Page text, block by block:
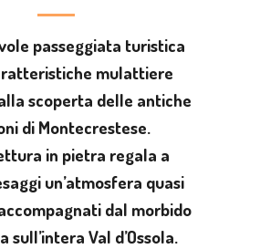
passeggiata turistica
mulattiere
scoperta delle antiche
di Montecrestese.
in pietra regala a
un’atmosfera quasi
dal morbido
sull’intera Val d’Ossola.